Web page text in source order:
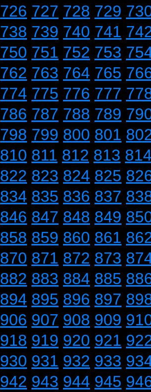
726 727 728 729
738 739 740 741
750 751 752 753
762 763 764 765
774 775 776 777
786 787 788 789
798 799 800 801
810 811 812 813
822 823 824 825
834 835 836 837
846 847 848 849
858 859 860 861
870 871 872 873
882 883 884 885
894 895 896 897
906 907 908 909
918 919 920 921
930 931 932 933
942 943 944 945